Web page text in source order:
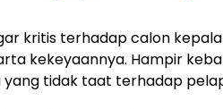
kritis terhadap calon
kekeyaannya. Hampir
tidak taat terhadap